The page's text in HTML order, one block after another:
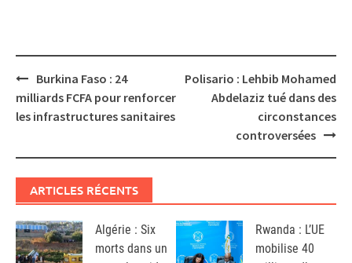
Post
navigation
Burkina Faso : 24
milliards FCFA pour renforcer
les infrastructures sanitaires
Polisario : Lehbib Mohamed
Abdelaziz tué dans des
circonstances
controversées
ARTICLES RÉCENTS
Algérie : Six
morts dans un
Rwanda : L’UE
mobilise 40